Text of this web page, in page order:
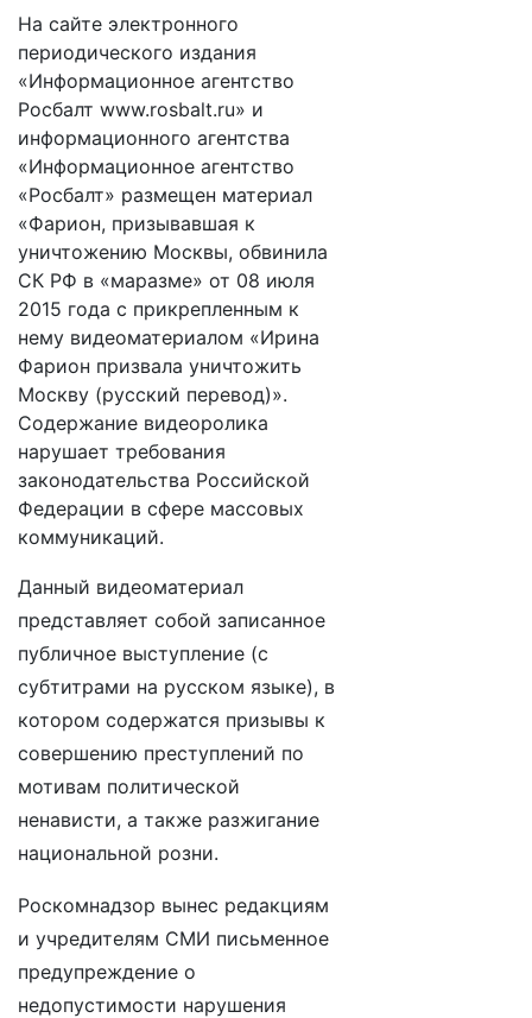
На сайте электронного
периодического издания
«Информационное агентство
Росбалт www.rosbalt.ru» и
информационного агентства
«Информационное агентство
«Росбалт» размещен материал
«Фарион, призывавшая к
уничтожению Москвы, обвинила
СК РФ в «маразме» от 08 июля
2015 года с прикрепленным к
нему видеоматериалом «Ирина
Фарион призвала уничтожить
Москву (русский перевод)».
Содержание видеоролика
нарушает требования
законодательства Российской
Федерации в сфере массовых
коммуникаций.
Данный видеоматериал
представляет собой записанное
публичное выступление (с
субтитрами на русском языке), в
котором содержатся призывы к
совершению преступлений по
мотивам политической
ненависти, а также разжигание
национальной розни.
Роскомнадзор вынес редакциям
и учредителям СМИ письменное
предупреждение о
недопустимости нарушения